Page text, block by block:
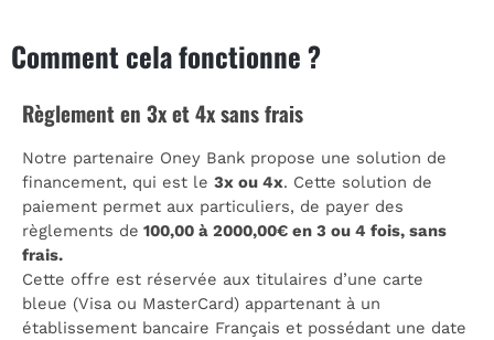
Comment cela fonctionne ?
Règlement en 3x et 4x sans frais
Notre partenaire Oney Bank propose une solution de
financement, qui est le 3x ou 4x. Cette solution de
paiement permet aux particuliers, de payer des
règlements de 100,00 à 2000,00€ en 3 ou 4 fois, sans
frais.
Cette offre est réservée aux titulaires d’une carte
bleue (Visa ou MasterCard) appartenant à un
établissement bancaire Français et possédant une date